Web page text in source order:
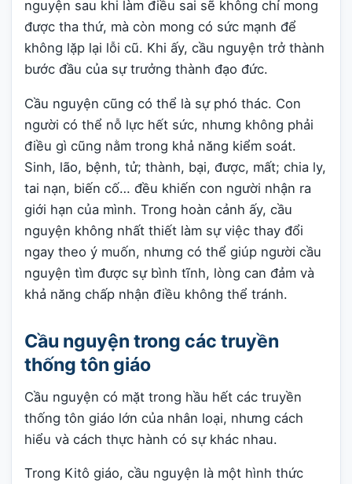
nguyện sau khi làm điều sai sẽ không chỉ mong
được tha thứ, mà còn mong có sức mạnh để
không lặp lại lỗi cũ. Khi ấy, cầu nguyện trở thành
bước đầu của sự trưởng thành đạo đức.
Cầu nguyện cũng có thể là sự phó thác. Con
người có thể nỗ lực hết sức, nhưng không phải
điều gì cũng nằm trong khả năng kiểm soát.
Sinh, lão, bệnh, tử; thành, bại, được, mất; chia ly,
tai nạn, biến cố… đều khiến con người nhận ra
giới hạn của mình. Trong hoàn cảnh ấy, cầu
nguyện không nhất thiết làm sự việc thay đổi
ngay theo ý muốn, nhưng có thể giúp người cầu
nguyện tìm được sự bình tĩnh, lòng can đảm và
khả năng chấp nhận điều không thể tránh.
Cầu nguyện trong các truyền
thống tôn giáo
Cầu nguyện có mặt trong hầu hết các truyền
thống tôn giáo lớn của nhân loại, nhưng cách
hiểu và cách thực hành có sự khác nhau.
Trong Kitô giáo, cầu nguyện là một hình thức